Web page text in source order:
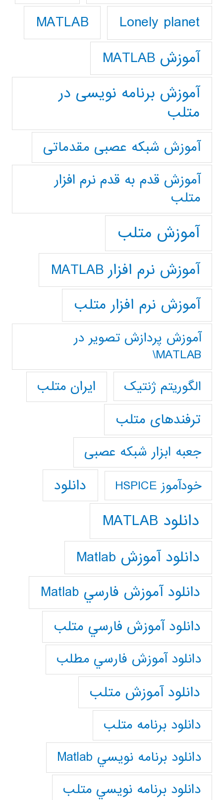
Lonely planet
MATLAB
آموزش MATLAB
آموزش برنامه نویسی در
متلب
آموزش شبکه عصبی مقدماتی
آموزش قدم به قدم نرم افزار
متلب
آموزش متلب
آموزش نرم افزار MATLAB
آموزش نرم افزار متلب
آموزش پردازش تصوير در
MATLAB\
الگوریتم ژنتیک
ایران متلب
ترفندهای متلب
جعبه ابزار شبکه عصبی
خودآموز HSPICE دانلود
دانلود MATLAB
دانلود آموزش Matlab
دانلود آموزش فارسي Matlab
دانلود آموزش فارسي متلب
دانلود آموزش فارسي مطلب
دانلود آموزش متلب
دانلود برنامه متلب
دانلود برنامه نويسي Matlab
دانلود برنامه نويسي متلب